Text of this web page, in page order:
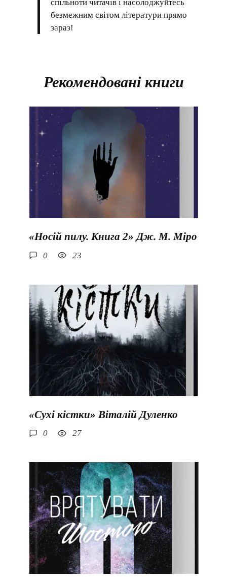
спільноти читачів і насолоджуйтесь
безмежним світом літератури прямо
зараз!
Рекомендовані книги
«Носій пилу. Книга 2» Дж. М. Міро
0 23
«Сухі кістки» Віталій Дуленко
0 27